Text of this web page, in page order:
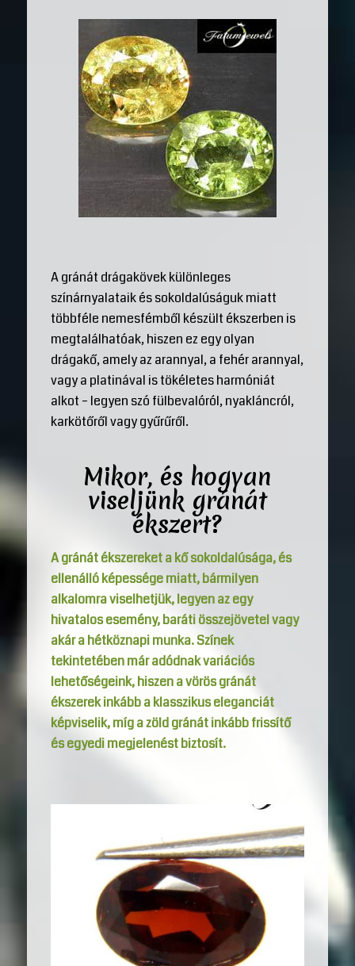
A gránát drágakövek különleges
színárnyalataik és sokoldalúságuk miatt
többféle nemesfémből készült ékszerben is
megtalálhatóak, hiszen ez egy olyan
drágakő, amely az arannyal, a fehér arannyal,
vagy a platinával is tökéletes harmóniát
alkot – legyen szó fülbevalóról, nyakláncról,
karkötőről vagy gyűrűről.
Mikor, és hogyan
viseljünk gránát
ékszert?
A gránát ékszereket a kő sokoldalúsága, és
ellenálló képessége miatt, bármilyen
alkalomra viselhetjük, legyen az egy
hivatalos esemény, baráti összejövetel vagy
akár a hétköznapi munka. Színek
tekintetében már adódnak variációs
lehetőségeink, hiszen a vörös gránát
ékszerek inkább a klasszikus eleganciát
képviselik, míg a zöld gránát inkább frissítő
és egyedi megjelenést biztosít.